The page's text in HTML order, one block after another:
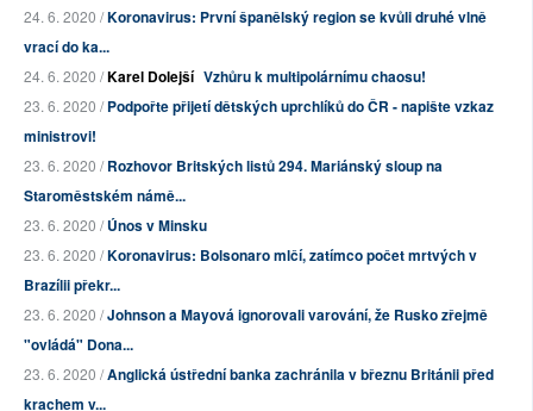
24. 6. 2020 /Koronavirus: První španělský region se kvůli druhé vlně
vrací do ka...
24. 6. 2020 /Karel Dolejší Vzhůru k multipolárnímu chaosu!
23. 6. 2020 /Podpořte přijetí dětských uprchlíků do ČR - napište vzkaz
ministrovi!
23. 6. 2020 /Rozhovor Britských listů 294. Mariánský sloup na
Staroměstském námě...
23. 6. 2020 /Únos v Minsku
23. 6. 2020 /Koronavirus: Bolsonaro mlčí, zatímco počet mrtvých v
Brazílii překr...
23. 6. 2020 /Johnson a Mayová ignorovali varování, že Rusko zřejmě
"ovládá" Dona...
23. 6. 2020 /Anglická ústřední banka zachránila v březnu Británii před
krachem v...